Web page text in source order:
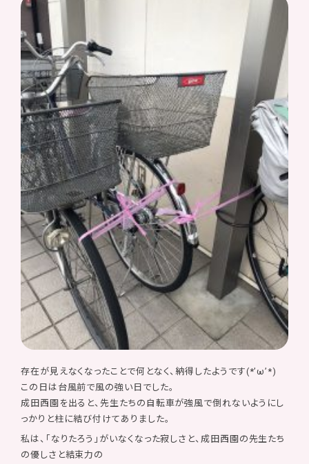
存在が見えなくなったことで何となく、納得したようです(*’ω’*)
この日は台風前で風の強い日でした。
成田西園を出ると、先生たちの自転車が強風で倒れないようにし
っかりと柱に結び付けてありました。
私は、「なりたろう」がいなくなった寂しさと、成田西園の先生たち
の優しさと結束力の